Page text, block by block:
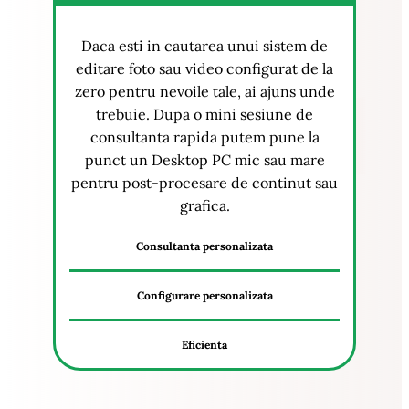
Daca esti in cautarea unui sistem de
editare foto sau video configurat de la
zero pentru nevoile tale, ai ajuns unde
trebuie. Dupa o mini sesiune de
consultanta rapida putem pune la
punct un Desktop PC mic sau mare
pentru post-procesare de continut sau
grafica.
Consultanta personalizata
Configurare personalizata
Eficienta